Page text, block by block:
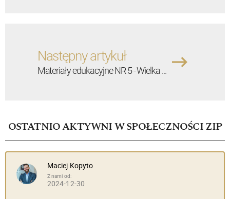
Następny artykuł
Materiały edukacyjne NR 5 - Wielka ...
OSTATNIO AKTYWNI W SPOŁECZNOŚCI ZIP
Maciej Kopyto
Z nami od:
2024-12-30